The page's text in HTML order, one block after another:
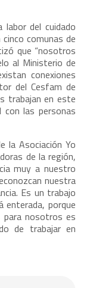
labor del cuidado
comunas de
que “nosotros
al Ministerio de
conexiones
del Cesfam de
trabajan en este
las personas
la Asociación Yo
de la región,
muy a nuestro
nuestra
Es un trabajo
enterada, porque
para nosotros es
de trabajar en